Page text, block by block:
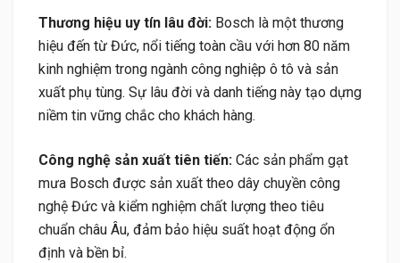
Thương hiệu uy tín lâu đời: Bosch là một thương
hiệu đến từ Đức, nổi tiếng toàn cầu với hơn 80 năm
kinh nghiệm trong ngành công nghiệp ô tô và sản
xuất phụ tùng. Sự lâu đời và danh tiếng này tạo dựng
niềm tin vững chắc cho khách hàng.
Công nghệ sản xuất tiên tiến: Các sản phẩm gạt
mưa Bosch được sản xuất theo dây chuyền công
nghệ Đức và kiểm nghiệm chất lượng theo tiêu
chuẩn châu Âu, đảm bảo hiệu suất hoạt động ổn
định và bền bỉ.